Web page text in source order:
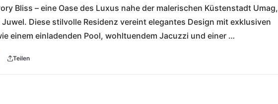
Bliss – eine Oase des Luxus nahe der malerischen Küstenstadt Umag,
Diese stilvolle Residenz vereint elegantes Design mit exklusiven
einem einladenden Pool, wohltuendem Jacuzzi und einer
Hier findest Du den perfekten urbanen Rückzugsort in unmittelbarer
sonnenverwöhnte Tage am nur einen Kilometer entfernten Strand Špina
Umag mit seinen charmanten Cafés und Boutiquen. Die
ebenso wie die nahegelegenen historischen Schätze von Novigrad
Teilen